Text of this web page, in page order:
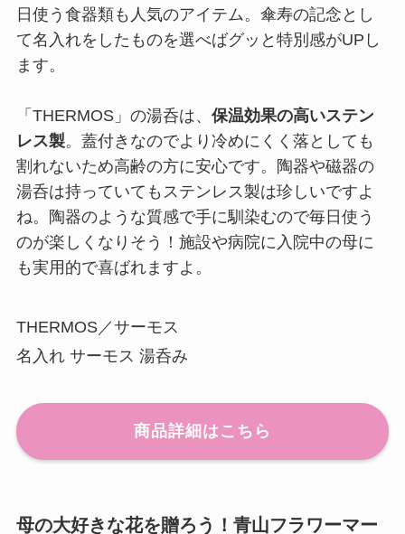
日使う食器類も人気のアイテム。傘寿の記念とし
て名入れをしたものを選べばグッと特別感がUPし
ます。
「THERMOS」の湯呑は、 保温効果の高いステン
レス製。蓋付きなのでより冷めにくく落としても
割れないため高齢の方に安心です。陶器や磁器の
湯呑は持っていてもステンレス製は珍しいですよ
ね。陶器のような質感で手に馴染むので毎日使う
のが楽しくなりそう！施設や病院に入院中の母に
も実用的で喜ばれますよ。
THERMOS／サーモス
名入れ サーモス 湯呑み
商品詳細はこちら
母の大好きな花を贈ろう！青山フラワーマー